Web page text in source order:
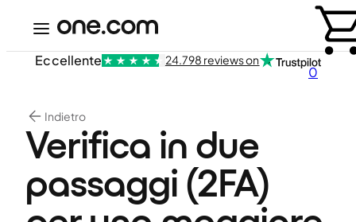
0
Eccellente 24.798 reviews on
Indietro
Verifica in due
passaggi (2FA)